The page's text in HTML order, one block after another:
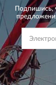
Подпишись,